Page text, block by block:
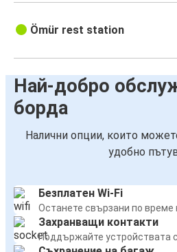
Ömür rest station
Най-добро
борда
Налични опции, които
удобно
Безплатен Wi-Fi
Останете свързани по време
Захранващи контакти
Поддържайте устройствата